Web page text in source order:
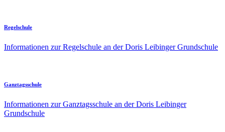
Regelschule
Informationen zur Regelschule an der Doris Leibinger Grundschule
Ganztagsschule
Informationen zur Ganztagsschule an der Doris Leibinger
Grundschule